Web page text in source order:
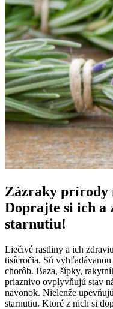
Zázraky prírody
Doprajte si ich a
starnutiu!
Liečivé rastliny a ich
tisícročia. Sú
chorôb. Baza, šípky,
priaznivo ovplyvňujú stav
navonok. Nielenže
starnutiu. Ktoré z nich si